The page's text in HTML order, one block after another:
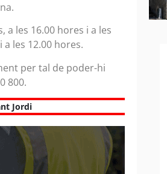
a les 16.00 hores i a les
a les 12.00 hores.
per tal de poder-hi
800.
Jordi